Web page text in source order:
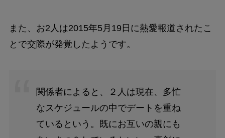
また、お2人は2015年5月19日に熱愛報道されたこ
とで交際が発覚したようです。
関係者によると、２人は現在、多忙
なスケジュールの中でデートを重ね
ているという。既にお互いの親にも